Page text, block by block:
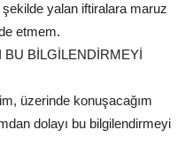
yalan iftiralara maruz
etmem.
BU BİLGİLENDİRMEYİ
üzerinde konuşacağım
dolayı bu bilgilendirmeyi